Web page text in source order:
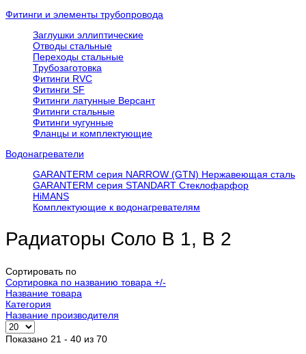
Фитинги и элементы трубопровода
Заглушки эллиптические
Отводы стальные
Переходы стальные
Трубозаготовка
Фитинги RVC
Фитинги SF
Фитинги латунные Версант
Фитинги стальные
Фитинги чугунные
Фланцы и комплектующие
Водонагреватели
GARANTERM серия NARROW (GTN) Нержавеющая сталь
GARANTERM серия STANDART Стеклофарфор
HiMANS
Комплектующие к водонагревателям
Радиаторы Соло В 1, В 2
Сортировать по
Сортировка по названию товара +/-
Название товара
Категория
Название производителя
Показано 21 - 40 из 70